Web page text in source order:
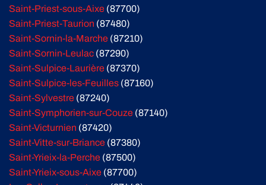
Saint-Priest-sous-Aixe (87700)
Saint-Priest-Taurion (87480)
Saint-Sornin-la-Marche (87210)
Saint-Sornin-Leulac (87290)
Saint-Sulpice-Laurière (87370)
Saint-Sulpice-les-Feuilles (87160)
Saint-Sylvestre (87240)
Saint-Symphorien-sur-Couze (87140)
Saint-Victurnien (87420)
Saint-Vitte-sur-Briance (87380)
Saint-Yrieix-la-Perche (87500)
Saint-Yrieix-sous-Aixe (87700)